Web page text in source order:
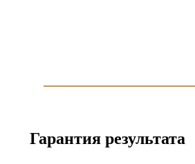
Гарантия результата